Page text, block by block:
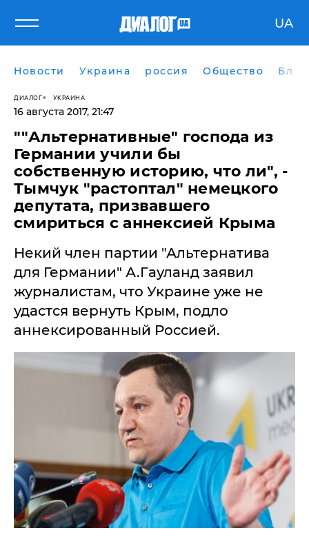
UA
Новости Украина россия Общество
ДИАЛОГ УКРАИНА
16 августа 2017, 21:47
​""Альтернативные" господа из
Германии учили бы
собственную историю, что ли", -
Тымчук "растоптал" немецкого
депутата, призвавшего
смириться с аннексией Крыма
Некий член партии "Альтернатива
для Германии" А.Гауланд заявил
журналистам, что Украине уже не
удастся вернуть Крым, подло
аннексированный Россией.